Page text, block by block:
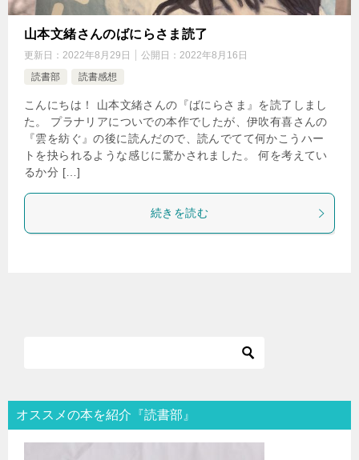
山本文緒さんのばにらさま読了
更新日： 2022年8月29日 公開日： 2022年8月16日
読書部
読書感想
こんにちは！ 山本文緒さんの『ばにらさま』を読了しまし
た。 プラナリアについでの本作でしたが、伊吹有喜さんの
『雲を紡ぐ』の後に読んだので、読んでてて何かこうハー
トを抉られるような感じに驚かされました。 何を考えてい
るか分 […]
続きを読む
オススメの本を紹介『読書部』